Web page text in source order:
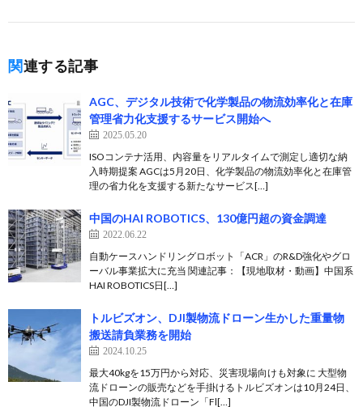
関連する記事
AGC、デジタル技術で化学製品の物流効率化と在庫
管理省力化支援するサービス開始へ
2025.05.20
ISOコンテナ活用、内容量をリアルタイムで測定し適切な納
入時期提案 AGCは5月20日、化学製品の物流効率化と在庫管
理の省力化を支援する新たなサービス[…]
中国のHAI ROBOTICS、130億円超の資金調達
2022.06.22
自動ケースハンドリングロボット「ACR」のR&D強化やグロ
ーバル事業拡大に充当 関連記事：【現地取材・動画】中国系
HAI ROBOTICS日[…]
トルビズオン、DJI製物流ドローン生かした重量物
搬送請負業務を開始
2024.10.25
最大40kgを15万円から対応、災害現場向けも対象に 大型物
流ドローンの販売などを手掛けるトルビズオンは10月24日、
中国のDJI製物流ドローン「Fl[…]